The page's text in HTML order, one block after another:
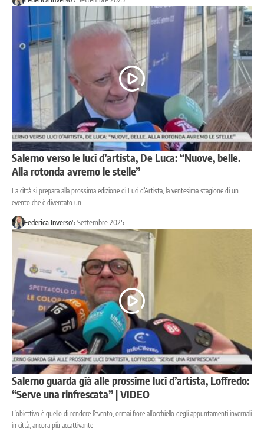
Salerno verso le luci d’artista, De Luca: “Nuove, belle.
Alla rotonda avremo le stelle”
La città si prepara alla prossima edizione di Luci d’Artista, la ventesima stagione di un
evento che è diventato un…
Federica Inverso5 Settembre 2025
Salerno guarda già alle prossime luci d’artista, Loffredo:
“Serve una rinfrescata” | VIDEO
L’obiettivo è quello di rendere l’evento, ormai fiore all’occhiello degli appuntamenti invernali
in città, ancora più accattivante